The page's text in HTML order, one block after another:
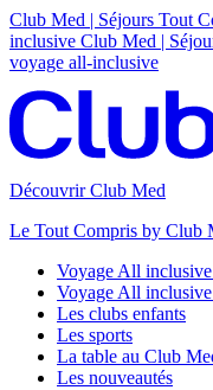
Club Med | Séjours Tout
inclusive Club Med |
voyage all-inclusive
Découvrir Club Med
Le Tout Compris by Club
Voyage All
Voyage All
Les clubs enfants
Les sports
La table au Club
Les nouveautés